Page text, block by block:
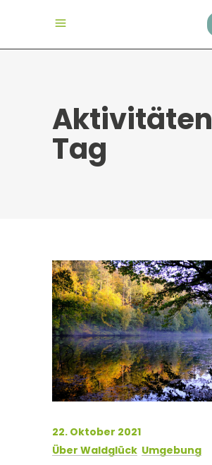
Aktivitäten
Tag
22. Oktober 2021
Über Waldglück Umgebung